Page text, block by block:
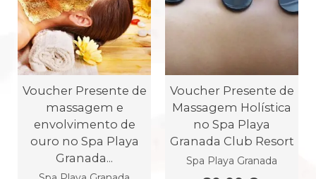
Voucher Presente de
massagem e
envolvimento de
ouro no Spa Playa
Granada...
Voucher Presente de
Massagem Holística
no Spa Playa
Granada Club Resort
Spa Playa Granada